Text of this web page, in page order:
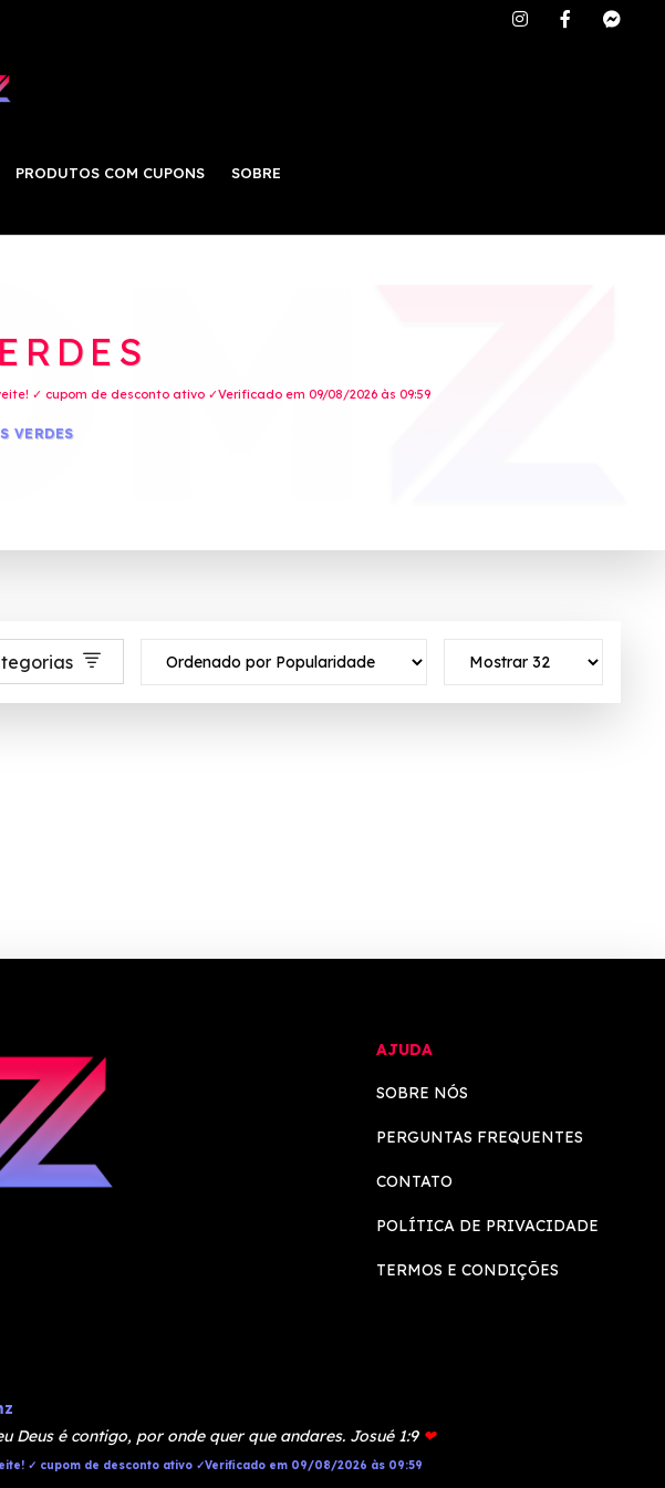
PRODUTOS COM CUPONS SOBRE
✓ cupom de desconto ativo ✓Verificado em 09/08/2026 às 09:59
VERDES
AJUDA
SOBRE NÓS
PERGUNTAS FREQUENTES
CONTATO
POLÍTICA DE PRIVACIDADE
TERMOS E CONDIÇÕES
Deus é contigo, por onde quer que andares. Josué 1:9 ❤
✓ cupom de desconto ativo ✓Verificado em 09/08/2026 às 09:59